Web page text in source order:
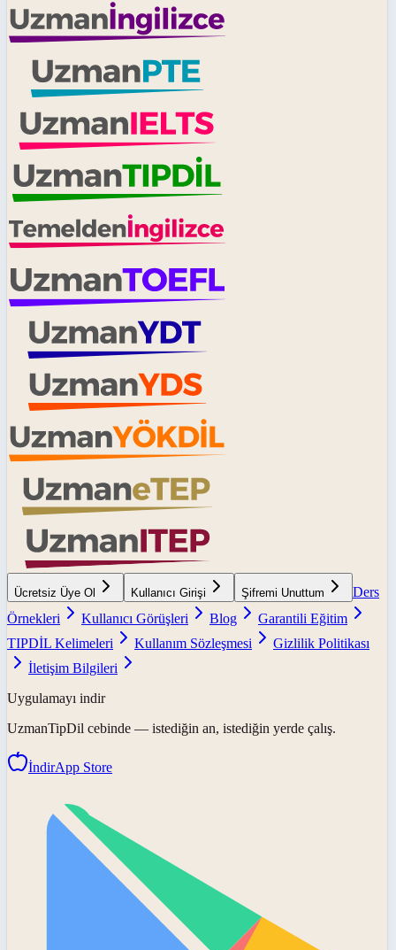
Ücretsiz Üye Ol Kullanıcı Girişi Şifremi Unuttum
Ders
Örnekleri
Kullanıcı Görüşleri Blog
Garantili Eğitim
TIPDİL Kelimeleri
Kullanım Sözleşmesi
Gizlilik Politikası
İletişim Bilgileri
Uygulamayı indir
UzmanTipDil cebinde — istediğin an, istediğin yerde çalış.
İndirApp Store